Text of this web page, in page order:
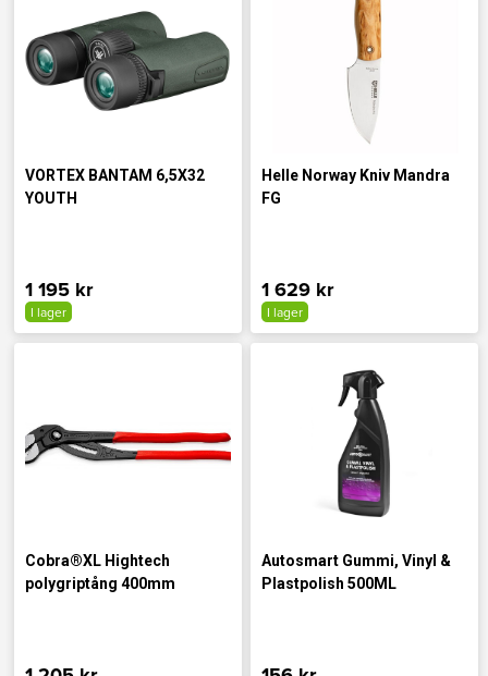
VORTEX BANTAM 6,5X32
YOUTH
1 195 kr
I lager
Helle Norway Kniv Mandra
FG
1 629 kr
I lager
Cobra®XL Hightech
polygriptång 400mm
Autosmart Gummi, Vinyl &
Plastpolish 500ML